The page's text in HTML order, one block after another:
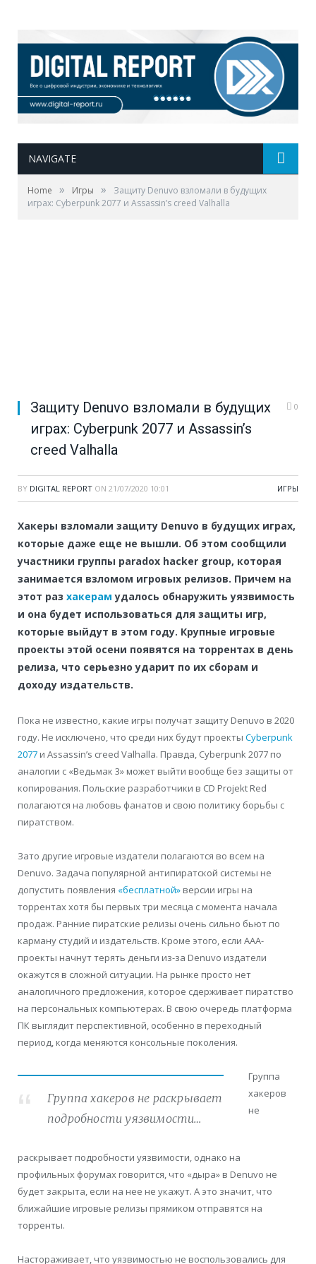
NAVIGATE
Home » Игры »
Защиту Denuvo взломали в будущих
играх: Сyberpunk 2077 и Assassin’s creed Valhalla
Защиту Denuvo взломали в будущих
играх: Сyberpunk 2077 и Assassin’s
creed Valhalla
0
BY DIGITAL REPORT ON 21/07/2020 10:01 ИГРЫ
Хакеры взломали защиту Denuvo в будущих играх,
которые даже еще не вышли. Об этом сообщили
участники группы paradox hacker group, которая
занимается взломом игровых релизов. Причем на
этот раз хакерам удалось обнаружить уязвимость
и она будет использоваться для защиты игр,
которые выйдут в этом году. Крупные игровые
проекты этой осени появятся на торрентах в день
релиза, что серьезно ударит по их сборам и
доходу издательств.
Пока не известно, какие игры получат защиту Denuvo в 2020
году. Не исключено, что среди них будут проекты Сyberpunk
2077 и Assassin’s creed Valhalla. Правда, Сyberpunk 2077 по
аналогии с «Ведьмак 3» может выйти вообще без защиты от
копирования. Польские разработчики в СD Projekt Red
полагаются на любовь фанатов и свою политику борьбы с
пиратством.
Зато другие игровые издатели полагаются во всем на
Denuvo. Задача популярной антипиратской системы не
допустить появления «бесплатной» версии игры на
торрентах хотя бы первых три месяца с момента начала
продаж. Ранние пиратские релизы очень сильно бьют по
карману студий и издательств. Кроме этого, если ААА-
проекты начнут терять деньги из-за Denuvo издатели
окажутся в сложной ситуации. На рынке просто нет
аналогичного предложения, которое сдерживает пиратство
на персональных компьютерах. В свою очередь платформа
ПК выглядит перспективной, особенно в переходный
период, когда меняются консольные поколения.
Группа хакеров не раскрывает
подробности уязвимости…
Группа
хакеров
не
раскрывает подробности уязвимости, однако на
профильных форумах говорится, что «дыра» в Denuvo не
будет закрыта, если на нее не укажут. А это значит, что
ближайшие игровые релизы прямиком отправятся на
торренты.
Настораживает, что уязвимостью не воспользовались для